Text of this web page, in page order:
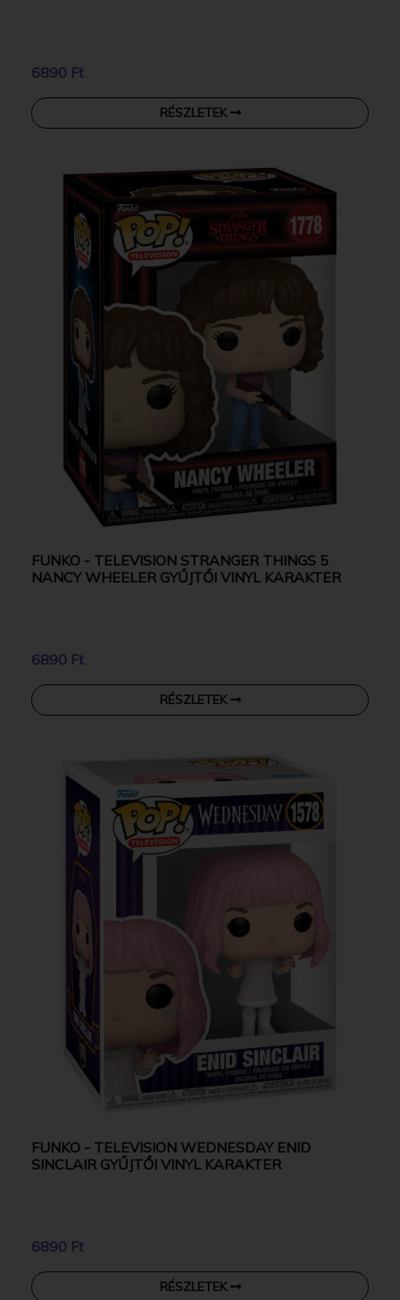
6890 Ft
RÉSZLETEK
FUNKO - TELEVISION STRANGER THINGS 5
NANCY WHEELER GYŰJTŐI VINYL KARAKTER
6890 Ft
RÉSZLETEK
FUNKO - TELEVISION WEDNESDAY ENID
SINCLAIR GYŰJTŐI VINYL KARAKTER
6890 Ft
RÉSZLETEK